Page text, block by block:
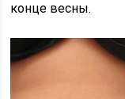
конце весны.